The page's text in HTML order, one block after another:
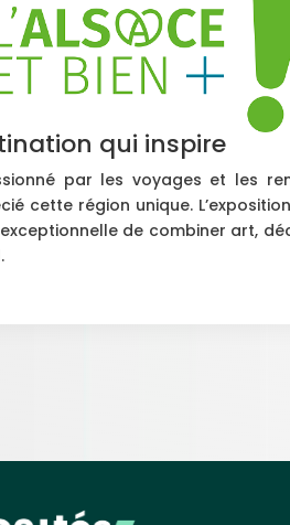
qui inspire
par les voyages et les
cette région unique.
de combiner art,